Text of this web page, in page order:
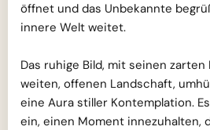
öffnet und das Unbekannte
innere Welt weitet.
Das ruhige Bild, mit seinen
weiten, offenen Landschaft,
eine Aura stiller Kontemplation.
ein, einen Moment innezuhalten,